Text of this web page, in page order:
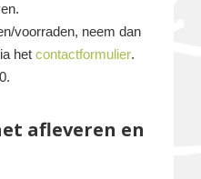
voorraden, neem dan
het contactformulier.
afleveren en